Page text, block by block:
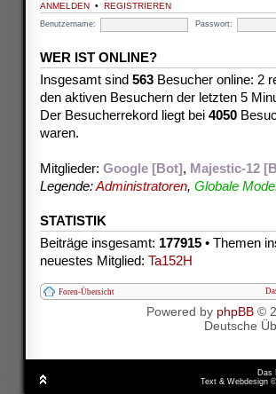
ANMELDEN • REGISTRIEREN
Benutzername: Passwort:
WER IST ONLINE?
Insgesamt sind 563 Besucher online: 2
den aktiven Besuchern der letzten 5
Der Besucherrekord liegt bei 4050
waren.
Mitglieder: Google [Bot], Majestic-12
Legende:Administratoren, Globale
STATISTIK
Beiträge insgesamt: 177915 • Themen
neuestes Mitglied: Ta152H
Foren-Übersicht
Powered by phpBB©
Deutsche
Das
Text & Webdesign